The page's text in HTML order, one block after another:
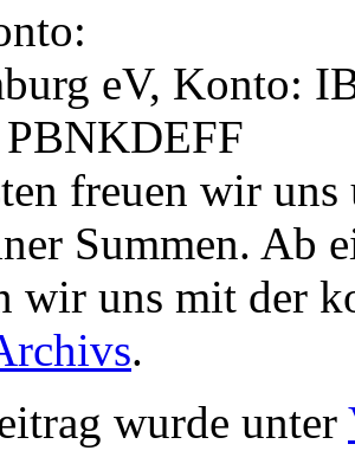
eV, Konto:
freuen wir uns
Summen. Ab
wir uns mit der
.
wurde unter